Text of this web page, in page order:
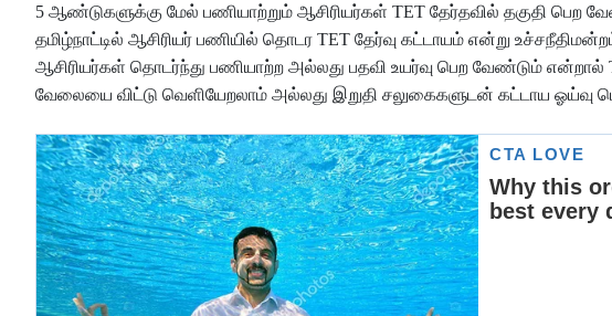
5 ஆண்டுகளுக்கு மேல் பணியாற்றும் ஆசிரியர்கள் TET தேர்தவில் தகுதி பெற
தமிழ்நாட்டில் ஆசிரியர் பணியில் தொடர TET தேர்வு கட்டாயம் என்று
ஆசிரியர்கள் தொடர்ந்து பணியாற்ற அல்லது பதவி உயர்வு பெற வேண்டும்
வேலையை விட்டு வெளியேறலாம் அல்லது இறுதி சலுகைகளுடன் கட்டாய ஓய்வு